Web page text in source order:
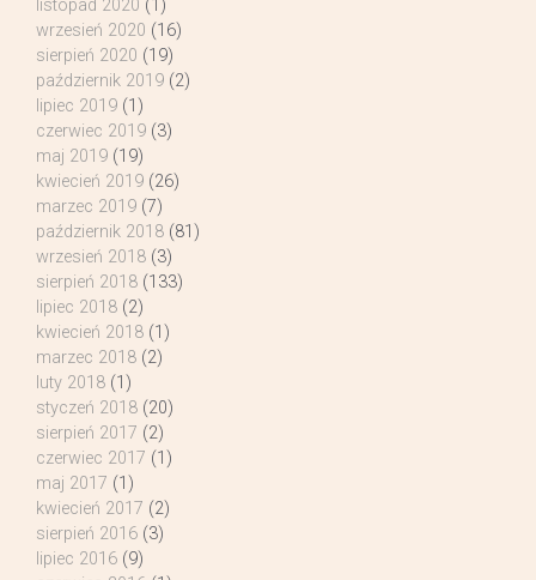
listopad 2020 (1)
wrzesień 2020 (16)
sierpień 2020 (19)
październik 2019 (2)
lipiec 2019 (1)
czerwiec 2019 (3)
maj 2019 (19)
kwiecień 2019 (26)
marzec 2019 (7)
październik 2018 (81)
wrzesień 2018 (3)
sierpień 2018 (133)
lipiec 2018 (2)
kwiecień 2018 (1)
marzec 2018 (2)
luty 2018 (1)
styczeń 2018 (20)
sierpień 2017 (2)
czerwiec 2017 (1)
maj 2017 (1)
kwiecień 2017 (2)
sierpień 2016 (3)
lipiec 2016 (9)